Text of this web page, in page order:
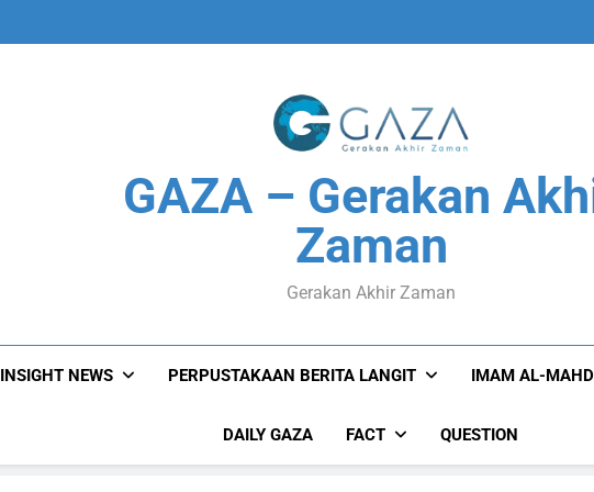
GAZA – Gerakan
Zaman
Gerakan Akhir Zaman
INSIGHT NEWS PERPUSTAKAAN BERITA LANGIT IMAM AL-
DAILY GAZA FACT QUESTION